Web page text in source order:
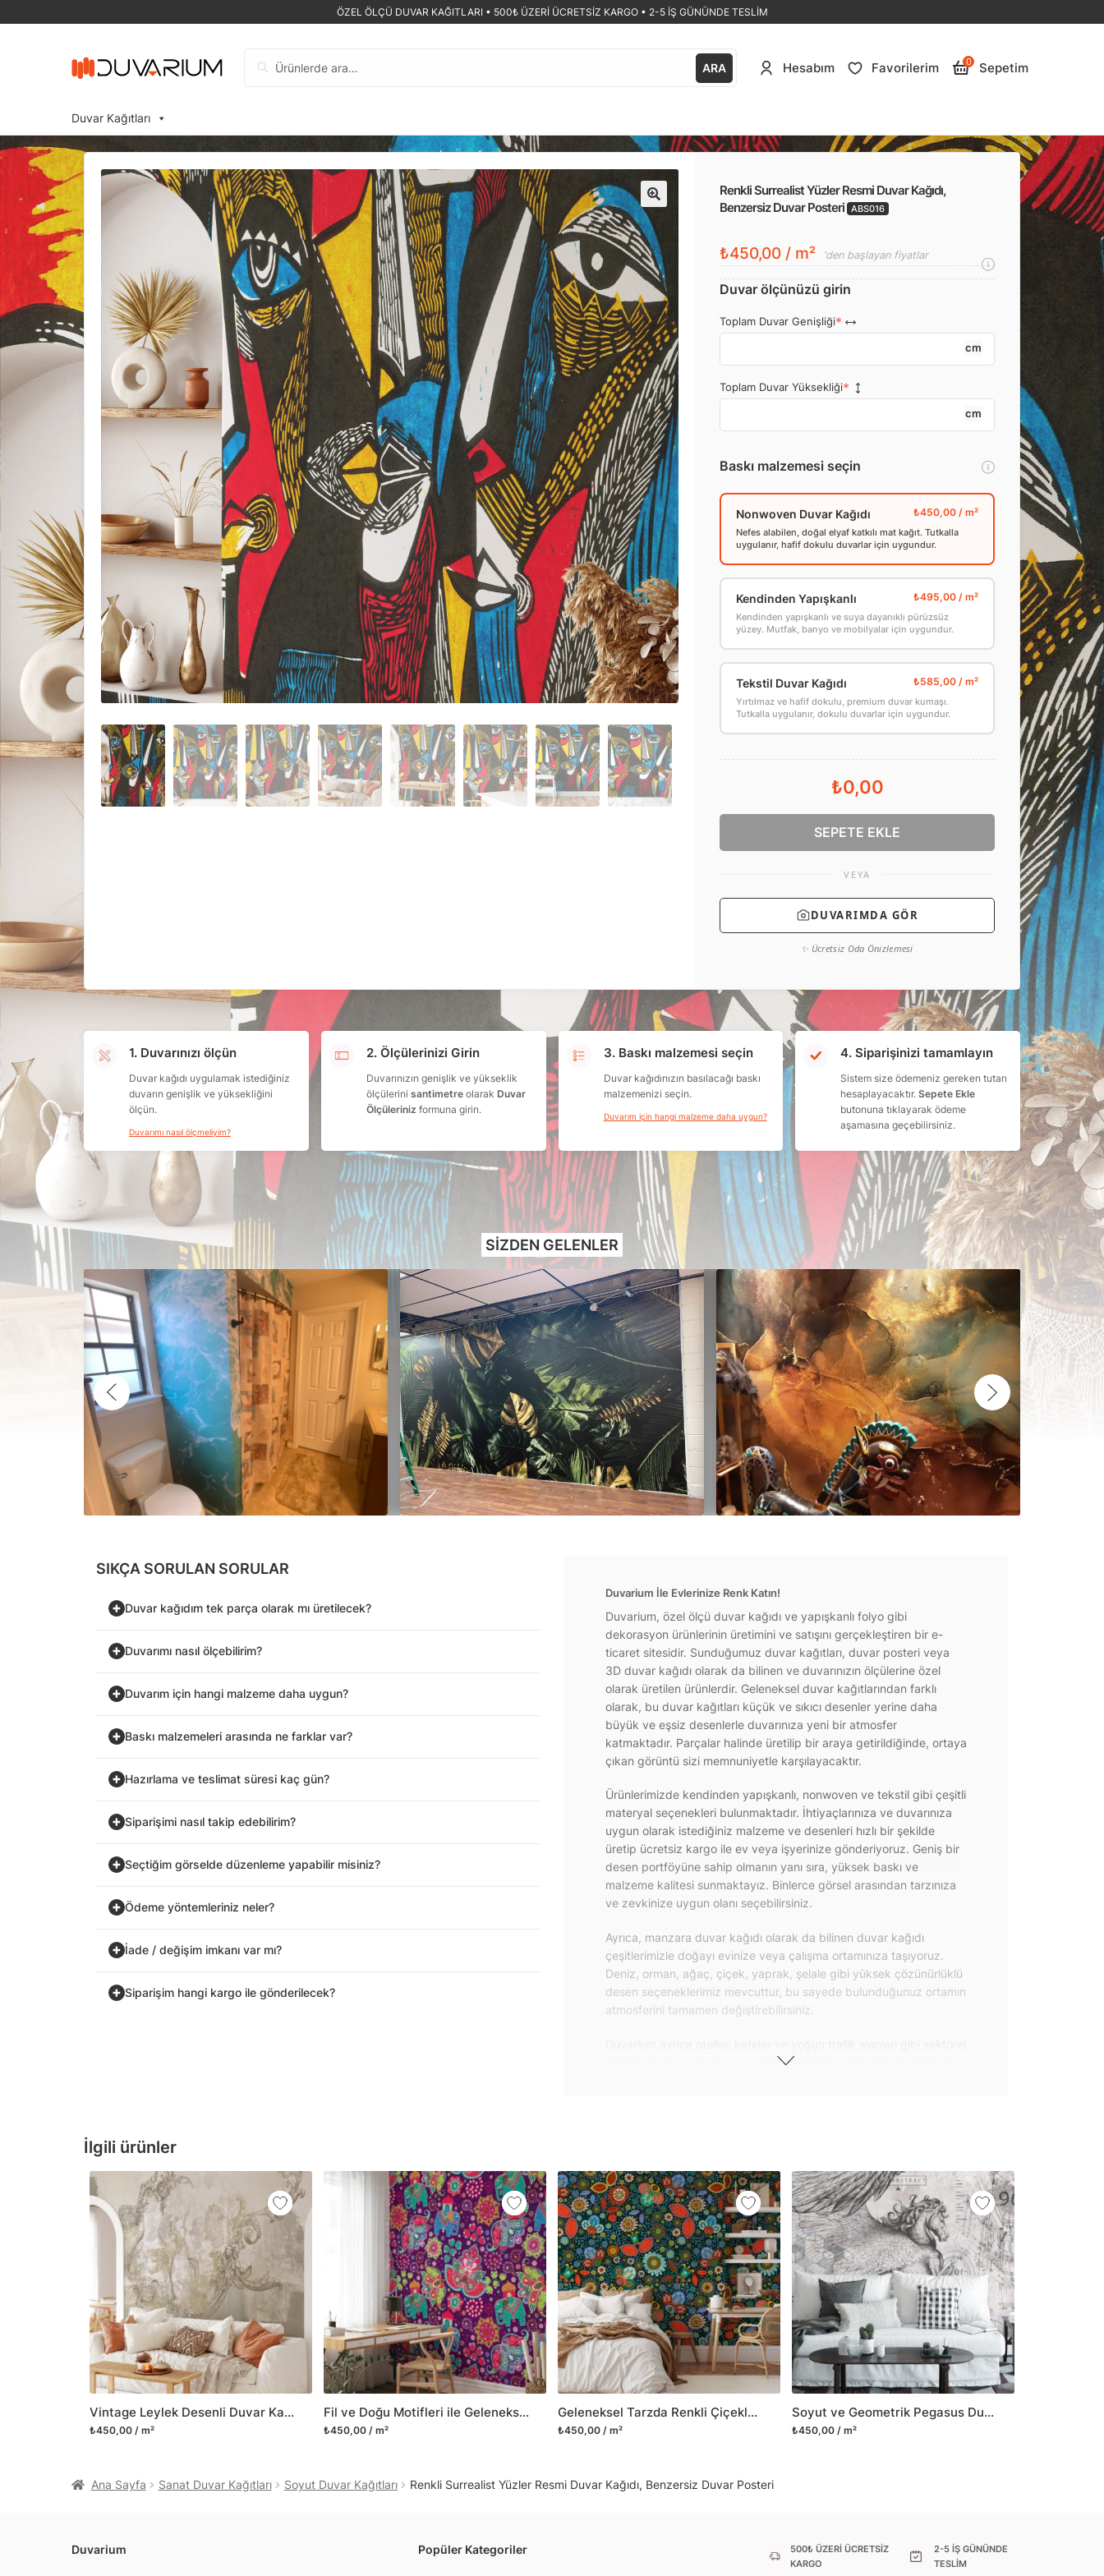
ÖZEL ÖLÇÜ DUVAR KAĞITLARI • 500₺ ÜZERİ ÜCRETSİZ KARGO • 2-5 İŞ GÜNÜNDE TESLİM
ARA Hesabım Favorilerim 0 Sepetim
Duvar Kağıtları
🔍
Renkli Surrealist Yüzler Resmi Duvar Kağıdı,
Benzersiz Duvar Posteri ABS016
₺450,00 / m² 'den başlayan fiyatlar
Duvar ölçünüzü girin
Toplam Duvar Genişliği
cm
Toplam Duvar Yüksekliği
cm
Baskı malzemesi seçin
Nonwoven Duvar Kağıdı
Nefes alabilen, doğal elyaf katkılı mat kağıt. Tutkalla
uygulanır, hafif dokulu duvarlar için uygundur.
Kendinden Yapışkanlı
Kendinden yapışkanlı ve suya dayanıklı pürüzsüz
yüzey. Mutfak, banyo ve mobilyalar için uygundur.
Tekstil Duvar Kağıdı
Yırtılmaz ve hafif dokulu, premium duvar kumaşı.
Tutkalla uygulanır, dokulu duvarlar için uygundur.
₺0,00
SEPETE EKLE
VEYA
DUVARIMDA GÖR
✨ Ücretsiz Oda Önizlemesi
1. Duvarınızı ölçün
Duvar kağıdı uygulamak istediğiniz
duvarın genişlik ve yüksekliğini
ölçün.
Duvarımı nasıl ölçmeliyim?
2. Ölçülerinizi Girin
Duvarınızın genişlik ve yükseklik
ölçülerini santimetreolarak Duvar
Ölçüleriniz formuna girin.
3. Baskı malzemesi seçin
Duvar kağıdınızın basılacağı baskı
malzemenizi seçin.
Duvarım için hangi malzeme daha uygun?
4. Siparişinizi tamamlayın
Sistem size ödemeniz gereken tutarı
hesaplayacaktır.Sepete Ekle
butonuna tıklayarak ödeme
aşamasına geçebilirsiniz.
İlgili ürünler
Vintage Leylek Desenli Duvar Kağıdı, Klasik Geleneksel Duvar Posteri
₺450,00 / m²
Fil ve Doğu Motifleri ile Geleneksel Doğu Duvar Kağıdı, Vintage Tarzda Duvar Posteri
₺450,00 / m²
Geleneksel Tarzda Renkli Çiçekler Duvar Kağıdı, Çok Renkli Duvar Posteri
₺450,00 / m²
Soyut ve Geometrik Pegasus Duvar Kağıdı, Modern Soyut Sanat Duvar Posteri
₺450,00 / m²
SIZDEN GELENLER
SIKÇA SORULAN SORULAR
Duvar kağıdım tek parça olarak mı üretilecek?
Duvarımı nasıl ölçebilirim?
Duvarım için hangi malzeme daha uygun?
Baskı malzemeleri arasında ne farklar var?
Hazırlama ve teslimat süresi kaç gün?
Siparişimi nasıl takip edebilirim?
Seçtiğim görselde düzenleme yapabilir misiniz?
Ödeme yöntemleriniz neler?
İade / değişim imkanı var mı?
Siparişim hangi kargo ile gönderilecek?
Duvarium İle Evlerinize Renk Katın!
Duvarium, özel ölçü duvar kağıdı ve yapışkanlı folyo gibi
dekorasyon ürünlerinin üretimini ve satışını gerçekleştiren bir e-
ticaret sitesidir. Sunduğumuz duvar kağıtları, duvar posteri veya
3D duvar kağıdı olarak da bilinen ve duvarınızın ölçülerine özel
olarak üretilen ürünlerdir. Geleneksel duvar kağıtlarından farklı
olarak, bu duvar kağıtları küçük ve sıkıcı desenler yerine daha
büyük ve eşsiz desenlerle duvarınıza yeni bir atmosfer
katmaktadır. Parçalar halinde üretilip bir araya getirildiğinde, ortaya
çıkan görüntü sizi memnuniyetle karşılayacaktır.
Ürünlerimizde kendinden yapışkanlı, nonwoven ve tekstil gibi çeşitli
materyal seçenekleri bulunmaktadır. İhtiyaçlarınıza ve duvarınıza
uygun olarak istediğiniz malzeme ve desenleri hızlı bir şekilde
üretip ücretsiz kargo ile ev veya işyerinize gönderiyoruz. Geniş bir
desen portföyüne sahip olmanın yanı sıra, yüksek baskı ve
malzeme kalitesi sunmaktayız. Binlerce görsel arasından tarzınıza
ve zevkinize uygun olanı seçebilirsiniz.
Ayrıca, manzara duvar kağıdı olarak da bilinen duvar kağıdı
çeşitlerimizle doğayı evinize veya çalışma ortamınıza taşıyoruz.
Deniz, orman, ağaç, çiçek, yaprak, şelale gibi yüksek çözünürlüklü
desen seçeneklerimiz mevcuttur, bu sayede bulunduğunuz ortamın
atmosferini tamamen değiştirebilirsiniz.
alanlar için de proje duvar kağıdı çözümleri sunmaktadır. Yanmaz
yapışkanlı folyolarımız da geniş kullanım amacına sahiptir. Bu
folyolar sayesinde masa, çekmece, dolap kapakları gibi
mobilyalarınıza ilk günkü gibi yeni bir görünüm kazandırabilirsiniz.
Yüzeyi düz olan cam dahil her türlü yüzeye yapışabilen ve suya
dayanıklı yapışkanlı folyo modellerimizi ilgili kategoride
bulabilirsiniz.
Duvarium, yalnızca bu ürünlerle sınırlı kalmayıp aynı zamanda
kanvas tablo gibi çeşitli duvar dekorasyon ürünlerinin de üretimini
ve satışını yapmaktadır. Duvar tasarımının önemini biliyor ve evin en
kritik dekorasyon alanı olduğunu kabul ediyoruz. Bu nedenle ürün
yelpazemizi sürekli genişletiyor ve trendlere ayak uydurmanın yanı
sıra yeni trendlerin oluşumunda da öncü rol üstleniyoruz.
Herhangi bir soru ya da sorununuz olursa bizimle iletişime
geçebilirsiniz.
Ana Sayfa Sanat Duvar Kağıtları Soyut Duvar Kağıtları Renkli Surrealist Yüzler Resmi Duvar Kağıdı, Benzersiz Duvar Posteri
Duvarium Popüler Kategoriler
500₺ ÜZERİ ÜCRETSİZ
KARGO
2-5 İŞ GÜNÜNDE
TESLİM